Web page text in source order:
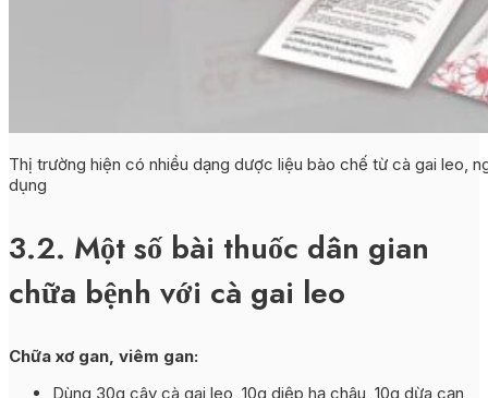
Thị trường hiện có nhiều dạng dược liệu bào chế từ cà gai leo,
dụng
3.2. Một số bài thuốc dân gian
chữa bệnh với cà gai leo
Chữa xơ gan, viêm gan:
Dùng 30g cây cà gai leo, 10g diệp hạ châu, 10g dừa cạn